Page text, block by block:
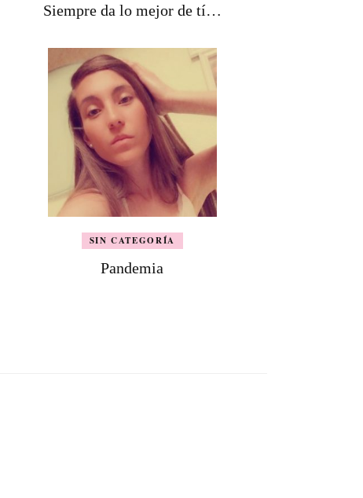
Siempre da lo mejor de tí…
SIN CATEGORÍA
Pandemia